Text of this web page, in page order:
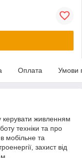
Оплата Умови
керувати живленням
техніки та про
мобільне та
захист від